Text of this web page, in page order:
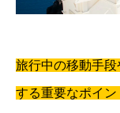
旅行中の移動手
する重要なポイン